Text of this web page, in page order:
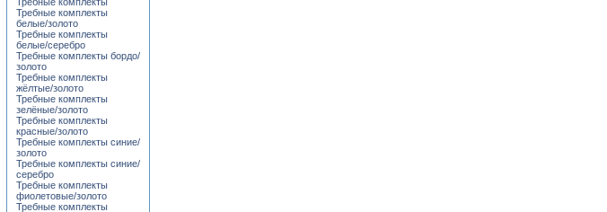
Требные комплекты
белые/золото
Требные комплекты
белые/серебро
Требные комплекты бордо/
золото
Требные комплекты
жёлтые/золото
Требные комплекты
зелёные/золото
Требные комплекты
красные/золото
Требные комплекты синие/
золото
Требные комплекты синие/
серебро
Требные комплекты
фиолетовые/золото
Требные комплекты